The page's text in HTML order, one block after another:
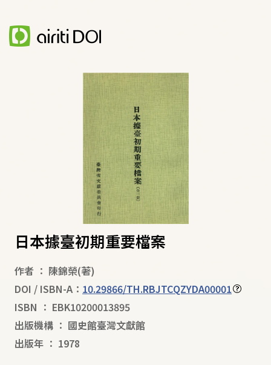
日本據臺初期重要檔案
作者 ： 陳錦榮(著)
DOI / ISBN-A： 10.29866/TH.RBJTCQZYDA00001
ISBN ： EBK10200013895
出版機構 ： 國史館臺灣文獻館
出版年 ： 1978